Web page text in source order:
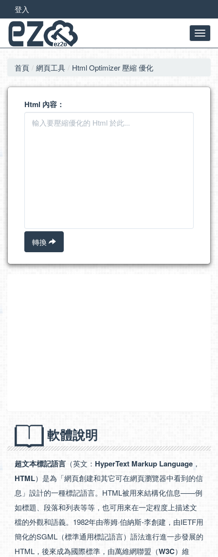
登入
首頁 網頁工具 Html Optimizer 壓縮 優化
Html 內容：
轉換
軟體說明
超文本標記語言 （英文： HyperText Markup Language ，
HTML）是為「網頁創建和其它可在網頁瀏覽器中看到的信
息」設計的一種標記語言。HTML被用來結構化信息——例
如標題、段落和列表等等，也可用來在一定程度上描述文
檔的外觀和語義。1982年由蒂姆·伯納斯-李創建，由IETF用
簡化的SGML（標準通用標記語言）語法進行進一步發展的
HTML，後來成為國際標準，由萬維網聯盟（W3C）維